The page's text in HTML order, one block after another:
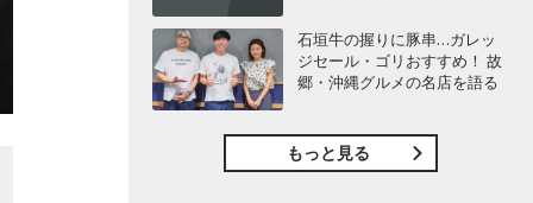
石垣牛の握りに豚串…ガレッ
ジセール・ゴリおすすめ！ 故
郷・沖縄グルメの名店を語る
もっと見る